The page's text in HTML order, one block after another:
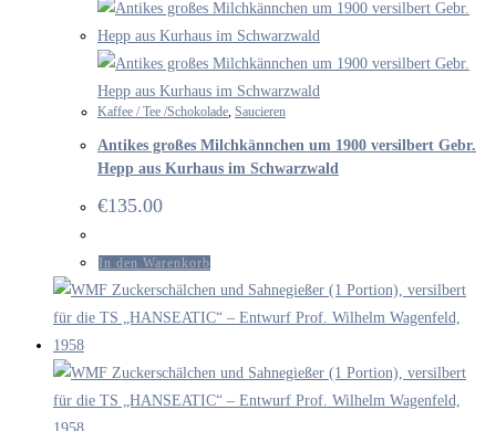
Kaffee / Tee /Schokolade, Saucieren
Antikes großes Milchkännchen um 1900 versilbert Gebr.
Hepp aus Kurhaus im Schwarzwald
€135.00
In den Warenkorb